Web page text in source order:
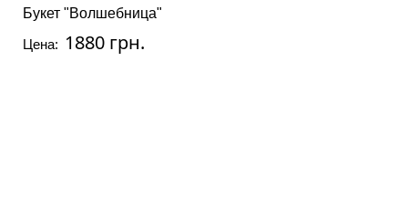
Букет "Волшебница"
Цена: 1880 грн.